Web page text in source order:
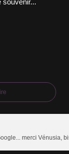
souvenir...
merci Vénusia,